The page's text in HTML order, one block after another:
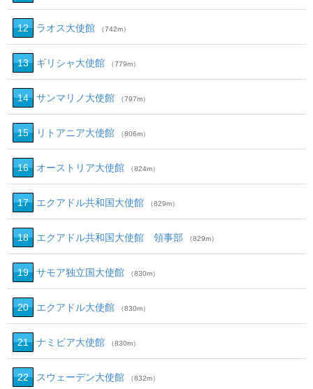
12 ラオス大使館 （742m）
13 ギリシャ大使館 （779m）
14 サンマリノ大使館 （797m）
15 リトアニア大使館 （806m）
16 オーストリア大使館 （824m）
17 エクアドル共和国大使館 （829m）
18 エクアドル共和国大使館 領事部 （829m）
19 サモア独立国大使館 （830m）
20 エクアドル大使館 （830m）
21 ナミビア大使館 （830m）
22 スウェーデン大使館 （832m）